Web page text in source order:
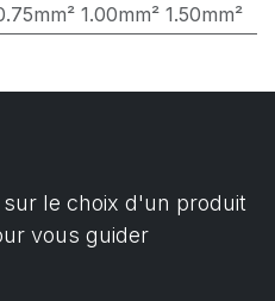
1.00mm² 1.50mm²
le choix d'un produit
vous guider